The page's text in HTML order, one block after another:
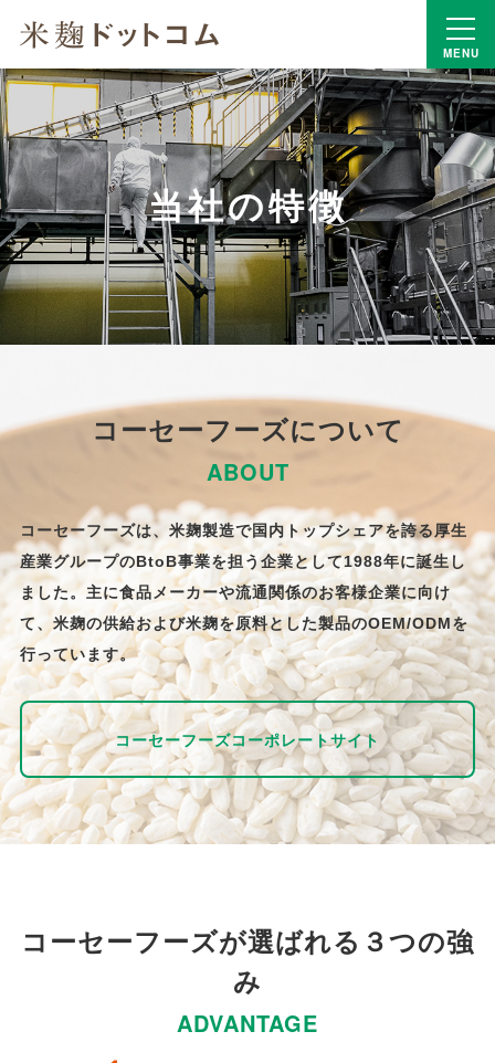
MENU
当社の特徴
コーセーフーズについて
ABOUT
コーセーフーズは、米麹製造で国内トップシェアを誇る厚生
産業グループのBtoB事業を担う企業として1988年に誕生し
ました。主に食品メーカーや流通関係のお客様企業に向け
て、米麹の供給および米麹を原料とした製品のOEM/ODMを
行っています。
コーセーフーズコーポレートサイト
コーセーフーズが選ばれる３つの強
み
ADVANTAGE